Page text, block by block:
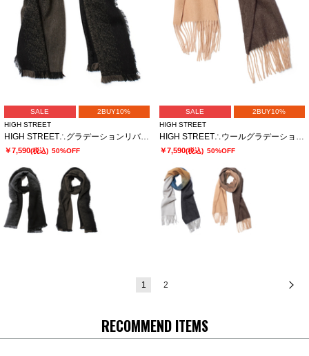
SALE
2BUY10%
HIGH STREET
HIGH STREET∴グラデーションリバーシブルマフラー
￥7,590(税込) 50%OFF
SALE
2BUY10%
HIGH STREET
HIGH STREET∴ウールグラデーションマフラー
￥7,590(税込) 50%OFF
1 2
RECOMMEND ITEMS